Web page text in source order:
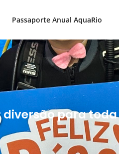
Passaporte Anual AquaRio
diversão para